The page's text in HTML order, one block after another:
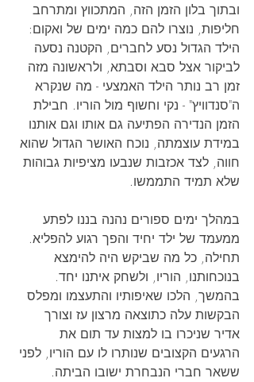
ובתוך בלון הזמן הזה, המתכווץ ומתרחב
חליפות, נוצרו להם כמה ימים של ואקום:
הילד הגדול נסע לחברים, הקטנה נסעה
לביקור אצל סבא וסבתא, ולראשונה מזה
זמן רב נותר הילד האמצעי - מה שנקרא
ה"סנדוויץ" - נקי וחשוף מול הוריו. חבילת
הזמן הנדירה הפתיעה גם אותו וגם אותנו
במידת עוצמתה, נוכח האושר הגדול שהוא
חווה, לצד אכזבות שנבעו מציפיות גבוהות
שלא תמיד התממשו.
במהלך ימים ספורים נהנה בננו לפתע
ממעמד של ילד יחיד והפך רגוע להפליא.
תחילה, כל מה שביקש היה להימצא
בנוכחותנו, הוריו, ולשחק איתנו יחד.
בהמשך, הלכו שאיפותיו והתעצמו ומפלס
הבקשות עלה כתוצאה מרצון עז וצורך
אדיר שניכרו בו למצות עד תום את
הרגעים הקצובים שנותרו לו עם הוריו, לפני
ששאר חברי הנבחרת ישובו הביתה.